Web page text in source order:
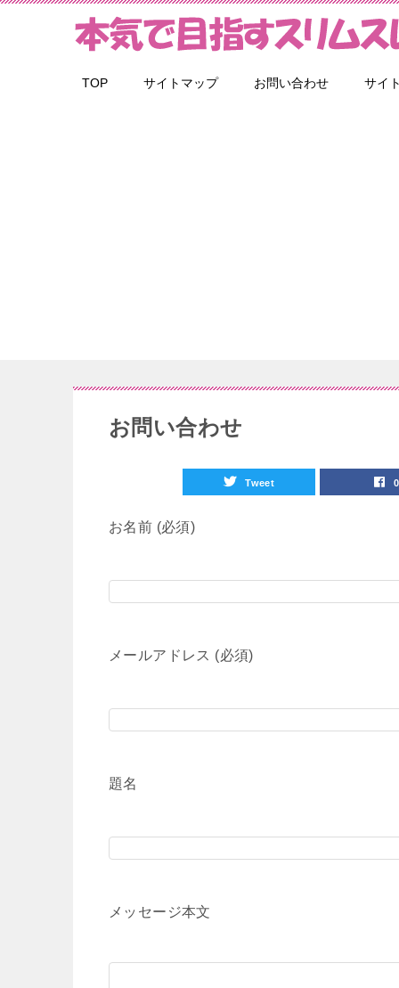
TOP サイトマップ お問い合わせ サイ
お問い合わせ
Tweet 0
お名前 (必須)
メールアドレス (必須)
題名
メッセージ本文